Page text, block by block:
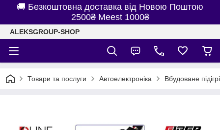
🚚 Безкоштовна доставка від Новою Поштою
2500₴ Meest 1000₴
ALEKSGROUP-SHOP
Товари та послуги Автоелектроніка Вбудоване